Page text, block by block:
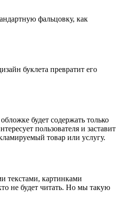
фальцовку, как
буклета превратит его
будет содержать только
пользователя и заставит
товар или услугу.
текстами, картинками
не будет читать. Но мы такую